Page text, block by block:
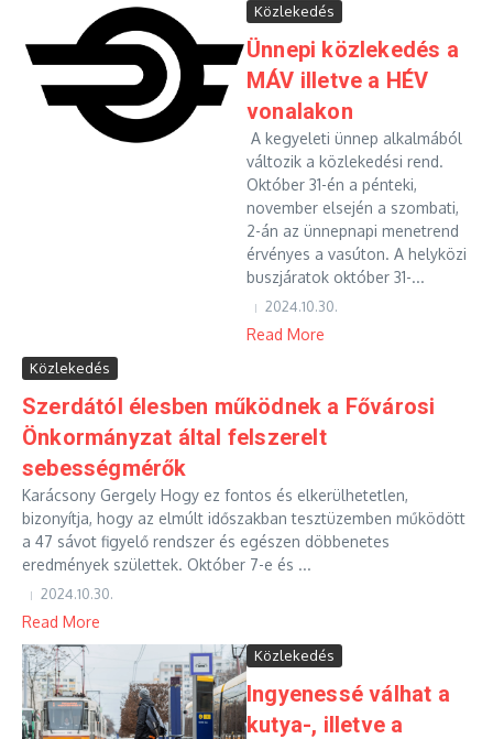
Közlekedés
Ünnepi közlekedés a
MÁV illetve a HÉV
vonalakon
A kegyeleti ünnep alkalmából
változik a közlekedési rend.
Október 31-én a pénteki,
november elsején a szombati,
2-án az ünnepnapi menetrend
érvényes a vasúton. A helyközi
buszjáratok október 31-...
2024.10.30.
Read More
Közlekedés
Szerdától élesben működnek a Fővárosi
Önkormányzat által felszerelt
sebességmérők
Karácsony Gergely Hogy ez fontos és elkerülhetetlen,
bizonyítja, hogy az elmúlt időszakban tesztüzemben működött
a 47 sávot figyelő rendszer és egészen döbbenetes
eredmények születtek. Október 7-e és ...
2024.10.30.
Read More
Közlekedés
Ingyenessé válhat a
kutya-, illetve a